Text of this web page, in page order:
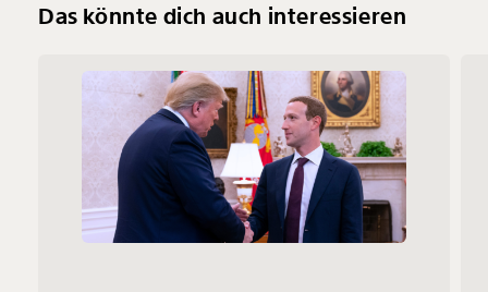
Das könnte dich auch interessieren